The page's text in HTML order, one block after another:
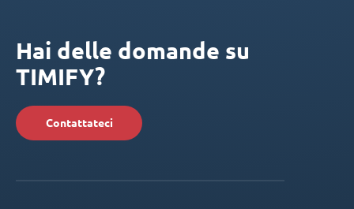
Hai delle domande su
TIMIFY?
Contattateci